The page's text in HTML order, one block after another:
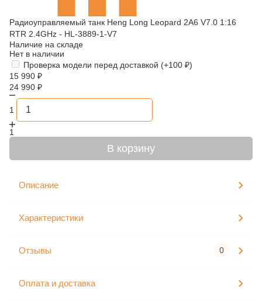
Радиоуправляемый танк Heng Long Leopard 2A6 V7.0 1:16
RTR 2.4GHz - HL-3889-1-V7
Наличие на складе
Нет в наличии
Проверка модели перед доставкой (+100 ₽)
15 990 ₽
24 990 ₽
1
1
В корзину
Описание
Характеристики
Отзывы 0
Оплата и доставка